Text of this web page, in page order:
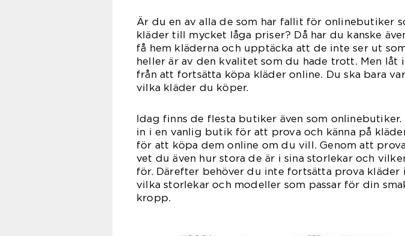
Är du en av alla de som har fallit för onlinebutiker
kläder till mycket låga priser? Då har du kanske
få hem kläderna och upptäcka att de inte ser ut
heller är av den kvalitet som du hade trott. Men låt
från att fortsätta köpa kläder online. Du ska bara
vilka kläder du köper.
Idag finns de flesta butiker även som
in i en vanlig butik för att prova och känna på
för att köpa dem online om du vill. Genom att
vet du även hur stora de är i sina storlekar och
för. Därefter behöver du inte fortsätta prova kläder
vilka storlekar och modeller som passar för din